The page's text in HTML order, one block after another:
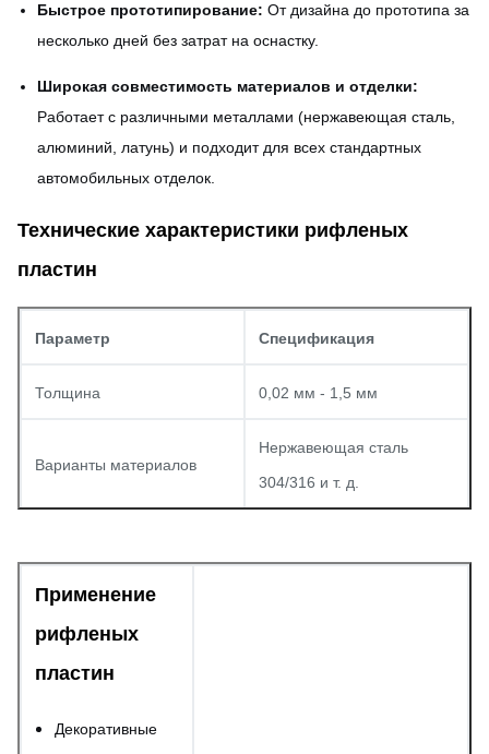
Быстрое прототипирование: От дизайна до прототипа за
несколько дней без затрат на оснастку.
Широкая совместимость материалов и отделки:
Работает с различными металлами (нержавеющая сталь,
алюминий, латунь) и подходит для всех стандартных
автомобильных отделок.
Технические характеристики рифленых
пластин
Параметр Спецификация
Толщина 0,02 мм - 1,5 мм
Варианты материалов
Нержавеющая сталь
304/316 и т. д.
Допуск
Шероховатость
поверхности
Применение
рифленых
пластин
Декоративные